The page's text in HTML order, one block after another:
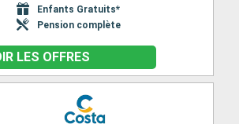
Enfants Gratuits*
Pension complète
LES OFFRES